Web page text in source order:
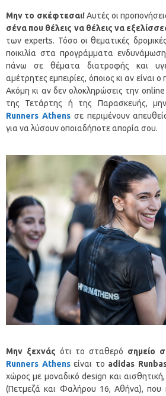
Μην το σκέφτεσαι! Αυτές οι
σένα που θέλεις να θέλεις να
των experts. Τόσο οι θεματικές
ποικιλία στα προγράμματα
πάνω σε θέματα διατροφής και
αμέτρητες εμπειρίες, όποιος κι αν είναι
Ακόμη κι αν δεν ολοκληρώσεις την
της Τετάρτης ή της Παρασκευής,
Runners Athensσε περιμένουν
για να λύσουν οποιαδήποτε απορία σου.
Μην ξεχνάς ότι το σταθερό σημείο
Runners Athensείναι το adidas
χώρος με μοναδικό design και
(Πετμεζά και Φαλήρου 16, Αθήνα), που